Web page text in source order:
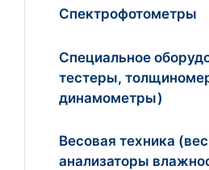
Спектрофотометры
Специальное
тестеры,
динамометры)
Весовая техника
анализаторы